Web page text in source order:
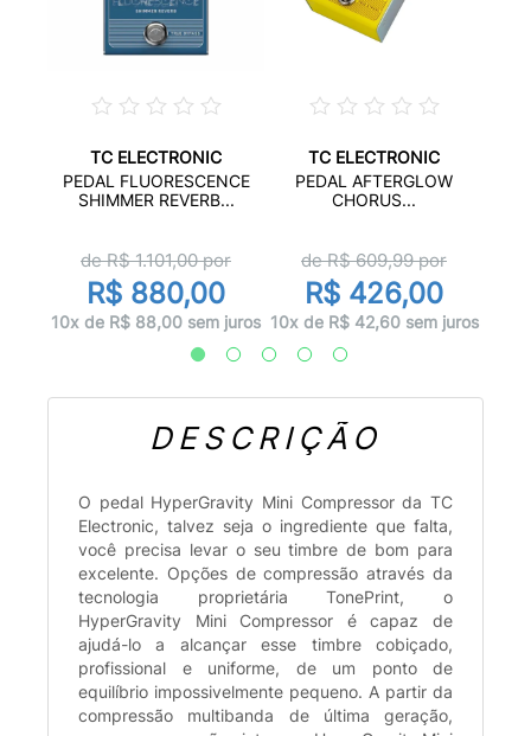
TC ELECTRONIC
PEDAL FLUORESCENCE
SHIMMER REVERB...
de R$1.101,00por
R$ 880,00
10x de R$ 88,00 sem juros
TC ELECTRONIC
PEDAL AFTERGLOW
CHORUS...
de R$609,99por
R$ 426,00
10x de R$ 42,60 sem juros
DESCRIÇÃO
O pedal HyperGravity Mini Compressor da TC
Electronic, talvez seja o ingrediente que falta,
você precisa levar o seu timbre de bom para
excelente. Opções de compressão através da
tecnologia proprietária TonePrint, o
HyperGravity Mini Compressor é capaz de
ajudá-lo a alcançar esse timbre cobiçado,
profissional e uniforme, de um ponto de
equilíbrio impossivelmente pequeno. A partir da
compressão multibanda de última geração,